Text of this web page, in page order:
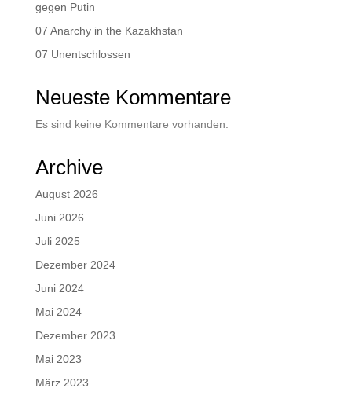
gegen Putin
07 Anarchy in the Kazakhstan
07 Unentschlossen
Neueste Kommentare
Es sind keine Kommentare vorhanden.
Archive
August 2026
Juni 2026
Juli 2025
Dezember 2024
Juni 2024
Mai 2024
Dezember 2023
Mai 2023
März 2023